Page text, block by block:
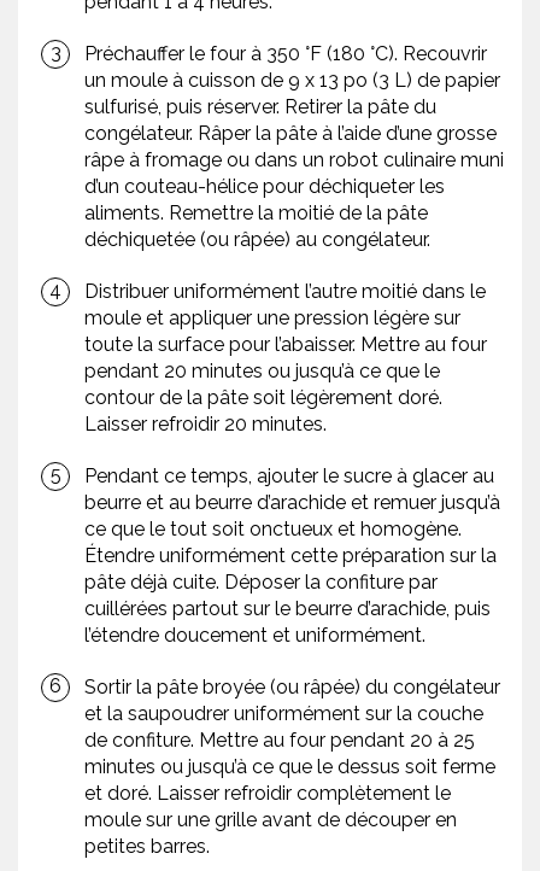
Préchauffer le four à 350 °F (180 °C). Recouvrir
un moule à cuisson de 9 x 13 po (3 L) de papier
sulfurisé, puis réserver. Retirer la pâte du
congélateur. Râper la pâte à l’aide d’une grosse
râpe à fromage ou dans un robot culinaire muni
d’un couteau-hélice pour déchiqueter les
aliments. Remettre la moitié de la pâte
déchiquetée (ou râpée) au congélateur.
Distribuer uniformément l’autre moitié dans le
moule et appliquer une pression légère sur
toute la surface pour l’abaisser. Mettre au four
pendant 20 minutes ou jusqu’à ce que le
contour de la pâte soit légèrement doré.
Laisser refroidir 20 minutes.
Pendant ce temps, ajouter le sucre à glacer au
beurre et au beurre d’arachide et remuer jusqu’à
ce que le tout soit onctueux et homogène.
Étendre uniformément cette préparation sur la
pâte déjà cuite. Déposer la confiture par
cuillérées partout sur le beurre d’arachide, puis
l’étendre doucement et uniformément.
Sortir la pâte broyée (ou râpée) du congélateur
et la saupoudrer uniformément sur la couche
de confiture. Mettre au four pendant 20 à 25
minutes ou jusqu’à ce que le dessus soit ferme
et doré. Laisser refroidir complètement le
moule sur une grille avant de découper en
petites barres.